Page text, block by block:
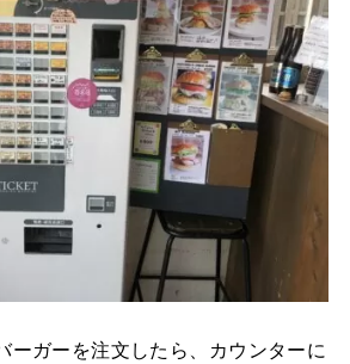
ーガーを注文したら、カウンターに